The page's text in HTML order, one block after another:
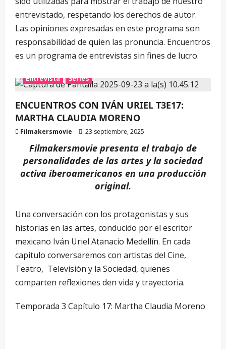
entrevistado, respetando los derechos de autor.
Las opiniones expresadas en este programa son
responsabilidad de quien las pronuncia. Encuentros
es un programa de entrevistas sin fines de lucro.
Entrevista Series
ENCUENTROS CON IVÁN URIEL T3E17:
MARTHA CLAUDIA MORENO
Filmakersmovie 23 septiembre, 2025
Filmakersmovie presenta el trabajo de
personalidades de las artes y la sociedad
activa iberoamericanos en una producción
original.
Una conversación con los protagonistas y sus
historias en las artes, conducido por el escritor
mexicano Iván Uriel Atanacio Medellín. En cada
capitulo conversaremos con artistas del Cine,
Teatro, Televisión y la Sociedad, quienes
comparten reflexiones den vida y trayectoria.
Temporada 3 Capítulo 17: Martha Claudia Moreno